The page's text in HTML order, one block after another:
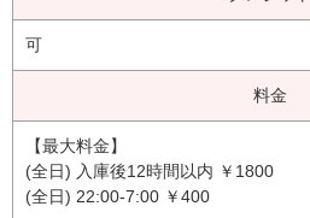
可
料金
【最大料金】
(全日) 入庫後12時間以内 ￥1800
(全日) 22:00-7:00 ￥400